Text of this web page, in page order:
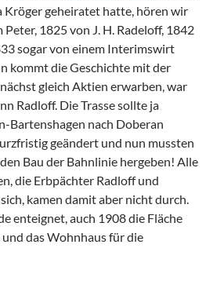
Kröger geheiratet hatte, hören wir
1825 von J. H. Radeloff, 1842
sogar von einem Interimswirt
kommt die Geschichte mit der
gleich Aktien erwarben, war
Radloff. Die Trasse sollte ja
Bartenshagen nach Doberan
geändert und nun mussten
Bau der Bahnlinie hergeben! Alle
die Erbpächter Radloff und
kamen damit aber nicht durch.
enteignet, auch 1908 die Fläche
das Wohnhaus für die